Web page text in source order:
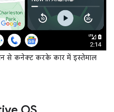
से कनेक्ट करके कार में इस्तेमाल